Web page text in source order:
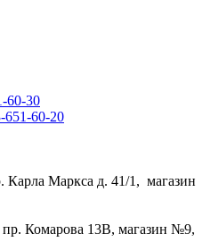
60-30
651-60-20
Карла Маркса д. 41/1, магазин
Комарова 13В, магазин №9,